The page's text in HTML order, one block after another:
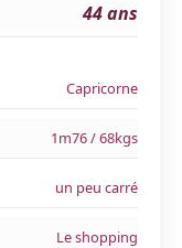
44 ans
Capricorne
1m76 / 68kgs
un peu carré
Le shopping